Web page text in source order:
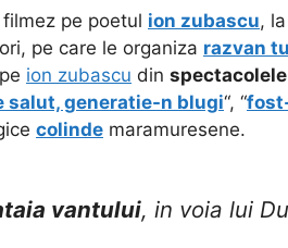
pe poetul ion zubascu, la
pe care le organiza razvan
ion zubascu din
salut, generatie-n blugi“, “
colinde maramuresene.
vantului, in voia lui